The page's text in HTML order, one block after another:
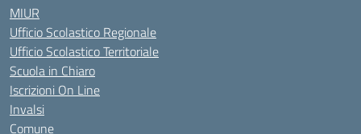
MIUR
Ufficio Scolastico Regionale
Ufficio Scolastico Territoriale
Scuola in Chiaro
Iscrizioni On Line
Invalsi
Comune